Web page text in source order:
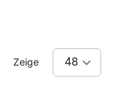
Zeige